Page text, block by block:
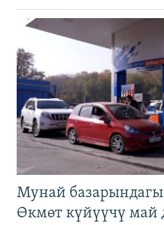
Мунай
Өкмөт күйүүчү май